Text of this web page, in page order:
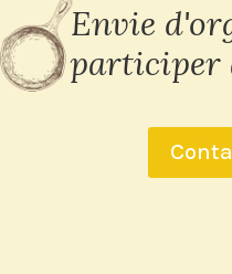
Envie
participer